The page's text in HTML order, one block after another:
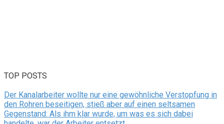
TOP POSTS
Der Kanalarbeiter wollte nur eine gewöhnliche Verstopfung in
den Rohren beseitigen, stieß aber auf einen seltsamen
Gegenstand: Als ihm klar wurde, um was es sich dabei